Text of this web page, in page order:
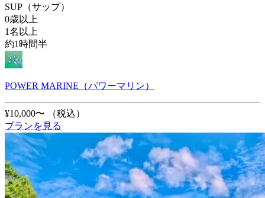
SUP（サップ）
0歳以上
1名以上
約1時間半
POWER MARINE（パワーマリン）
¥10,000〜
（税込）
プランを見る